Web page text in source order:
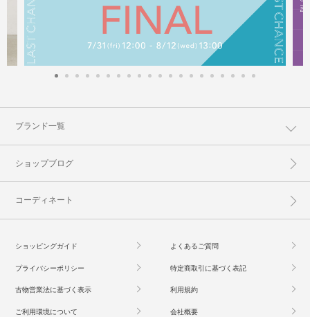
ブランド一覧
ショップブログ
コーディネート
ショッピングガイド よくあるご質問
プライバシーポリシー 特定商取引に基づく表記
古物営業法に基づく表示 利用規約
ご利用環境について 会社概要